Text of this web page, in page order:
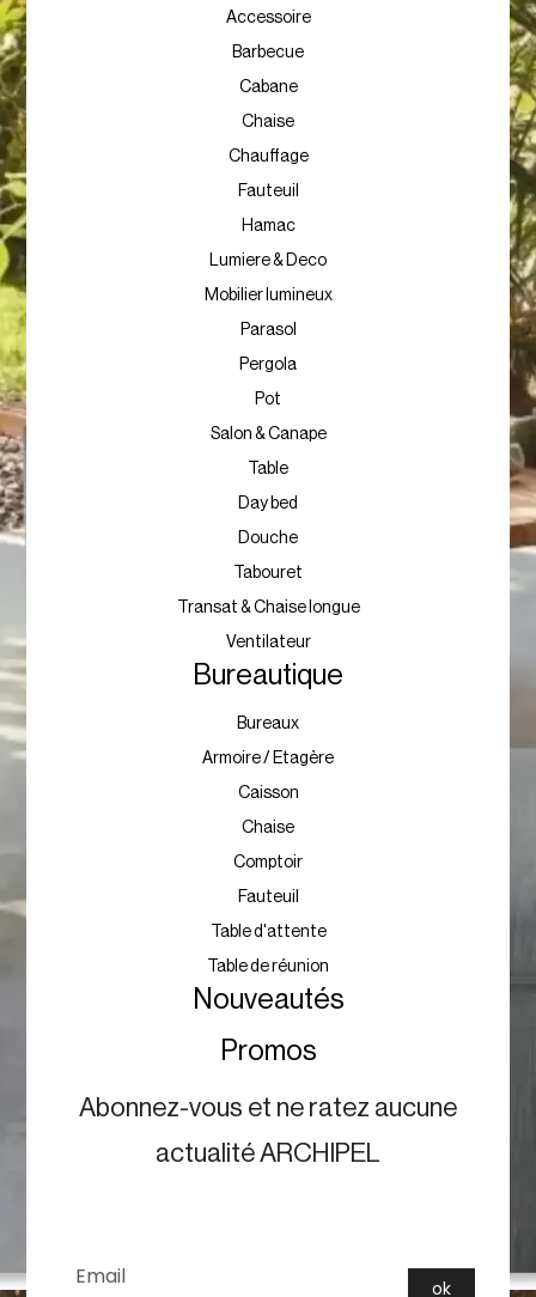
Accessoire
Barbecue
Cabane
Chaise
Chauffage
Fauteuil
Hamac
Lumiere & Deco
Mobilier lumineux
Parasol
Pergola
Pot
Salon & Canape
Table
Day bed
Douche
Tabouret
Transat & Chaise longue
Ventilateur
Bureautique
Bureaux
Armoire / Etagère
Caisson
Chaise
Comptoir
Fauteuil
Table d'attente
Table de réunion
Nouveautés
Promos
Abonnez-vous et ne ratez aucune
actualité ARCHIPEL